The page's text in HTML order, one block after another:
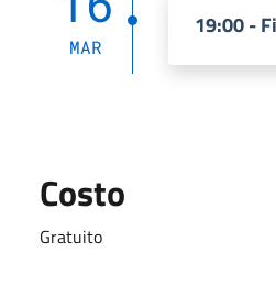
MAR
19:00 -
Costo
Gratuito